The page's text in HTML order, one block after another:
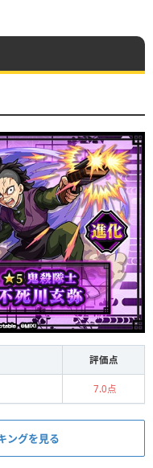
評価点
7.0点
ングを見る